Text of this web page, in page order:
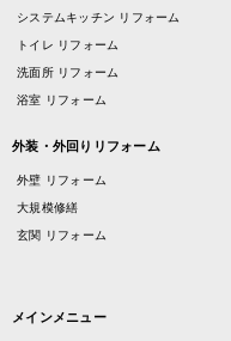
システムキッチン リフォーム
トイレ リフォーム
洗面所 リフォーム
浴室 リフォーム
外装・外回りリフォーム
外壁 リフォーム
大規模修繕
玄関 リフォーム
メインメニュー